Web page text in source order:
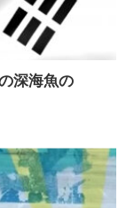
深海魚の